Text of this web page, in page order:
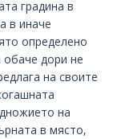
градина в
в иначе
определено
обаче дори не
на своите
на
в място,